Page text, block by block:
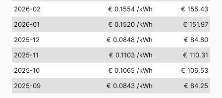
2026-02
€ 0.1554 /kWh
€ 155.43
2026-01
€ 0.1520 /kWh
€ 151.97
2025-12
€ 0.0848 /kWh
€ 84.80
2025-11
€ 0.1103 /kWh
€ 110.31
2025-10
€ 0.1065 /kWh
€ 106.53
2025-09
€ 0.0843 /kWh € 84.25